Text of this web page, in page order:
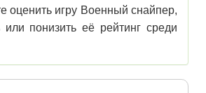
оценить игру Военный снайпер,
или понизить её рейтинг среди